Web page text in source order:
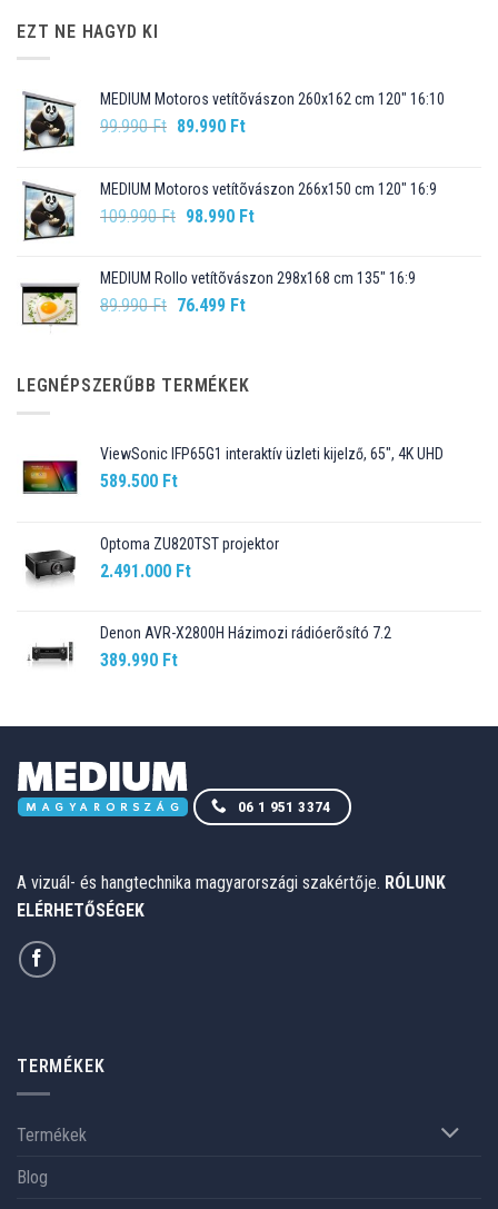
EZT NE HAGYD KI
MEDIUM Motoros vetítõvászon 260x162 cm 120" 16:10
99.990Ft Original
99.990 Ft.
89.990 FtCurrent
89.990 Ft.
MEDIUM Motoros vetítõvászon 266x150 cm 120" 16:9
109.990Ft Original
109.990 Ft.
98.990 FtCurrent
98.990 Ft.
MEDIUM Rollo vetítõvászon 298x168 cm 135" 16:9
89.990Ft Original
89.990 Ft.
76.499 FtCurrent
76.499 Ft.
LEGNÉPSZERŰBB TERMÉKEK
ViewSonic IFP65G1 interaktív üzleti kijelző, 65", 4K UHD
589.500 Ft
Optoma ZU820TST projektor
2.491.000 Ft
Denon AVR-X2800H Házimozi rádióerõsító 7.2
389.990 Ft
06 1 951 3374
A vizuál- és hangtechnika magyarországi szakértője. RÓLUNK
ELÉRHETŐSÉGEK
TERMÉKEK
Termékek
Blog